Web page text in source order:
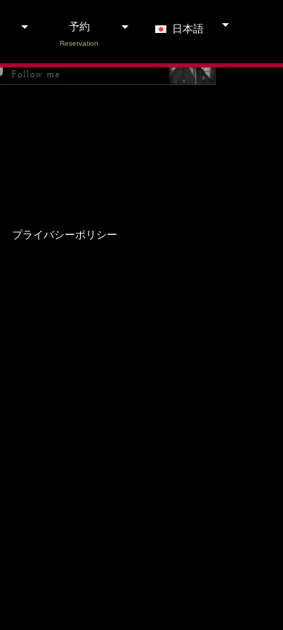
予約
Reservation
日本語
プライバシーポリシー